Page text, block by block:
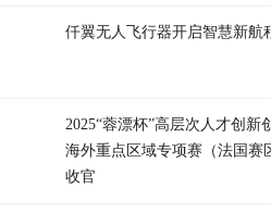
仟翼无人飞行器开启智慧新航
2025“蓉漂杯”高层次人才创新
海外重点区域专项赛（法国赛
收官